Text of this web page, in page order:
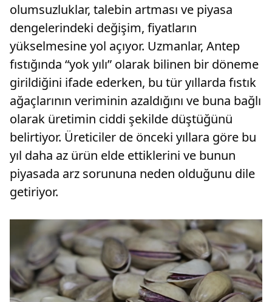
olumsuzluklar, talebin artması ve piyasa
dengelerindeki değişim, fiyatların
yükselmesine yol açıyor. Uzmanlar, Antep
fıstığında “yok yılı” olarak bilinen bir döneme
girildiğini ifade ederken, bu tür yıllarda fıstık
ağaçlarının veriminin azaldığını ve buna bağlı
olarak üretimin ciddi şekilde düştüğünü
belirtiyor. Üreticiler de önceki yıllara göre bu
yıl daha az ürün elde ettiklerini ve bunun
piyasada arz sorununa neden olduğunu dile
getiriyor.